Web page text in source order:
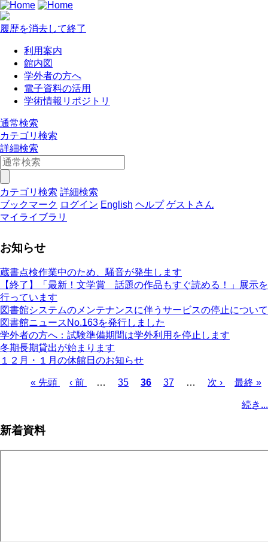
履歴を消去して終了
利用案内
館内図
学外者の方へ
電子資料の活用
学術情報リポジトリ
通常検索
カテゴリ検索
詳細検索
カテゴリ検索 詳細検索
ブックマーク ログイン English ヘルプ ゲストさん
マイライブラリ
お知らせ
蔵書点検作業中のため、騒音が発生します
【終了】「最新！文学賞 話題の作品もすぐ読める！」展示を
行っています
図書館システムのメンテナンスに伴うサービスの停止について
図書館ニュースNo.163を発行しました
学外者の方へ：試験準備期間は学外利用を停止します
冬期長期貸出が始まります
１２月・１月の休館日のお知らせ
送
先
ジ
« 先頭
前
‹ 前 …
ペ
35
カ
36
ペ
37 …
次
次 ›
最
ペ
最終 »
続き...
新着資料